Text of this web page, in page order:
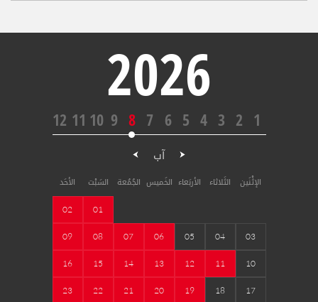
2026
1
2
3
4
5
6
7
8
9
10
11
12
آب
الإثْنَين الثَلاثاء الأربَعاء الخَميس الجُمُعة السَبْت الأحَد
01
02
03
04
05
06
07
08
09
10
11
12
13
14
15
16
17
18
19
20
21
22
23